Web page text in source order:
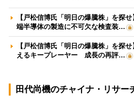
【戸松信博氏「明日の爆騰株」を探
端半導体の製造に不可欠な検査装…
【戸松信博氏「明日の爆騰株」を探
えるキープレーヤー 成長の再評…
田代尚機のチャイナ・リサー